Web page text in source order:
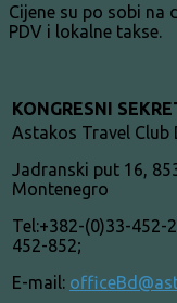
Cijene su po sobi na
PDV i lokalne takse.
KONGRESNI
Astakos Travel Club
Jadranski put 16,
Montenegro
Tel:+382-(0)33-452-
452-852;
E-mail: